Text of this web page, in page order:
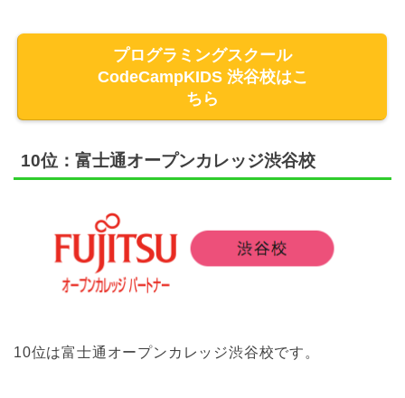
プログラミングスクール
CodeCampKIDS 渋谷校はこ
ちら
10位：富士通オープンカレッジ渋谷校
10位は富士通オープンカレッジ渋谷校です。